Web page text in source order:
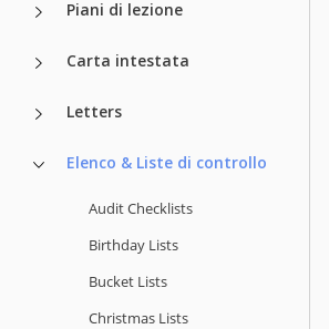
Piani di lezione
Carta intestata
Letters
Elenco & Liste di controllo
Audit Checklists
Birthday Lists
Bucket Lists
Christmas Lists